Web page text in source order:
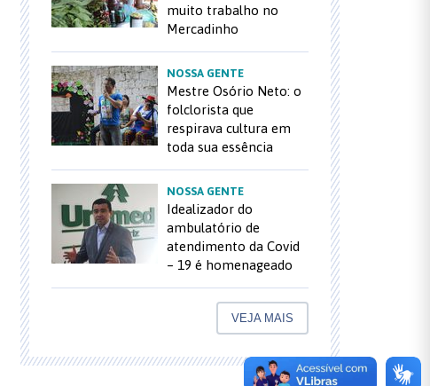
muito trabalho no
Mercadinho
NOSSA GENTE
Mestre Osório Neto: o
folclorista que
respirava cultura em
toda sua essência
NOSSA GENTE
Idealizador do
ambulatório de
atendimento da Covid
– 19 é homenageado
VEJA MAIS